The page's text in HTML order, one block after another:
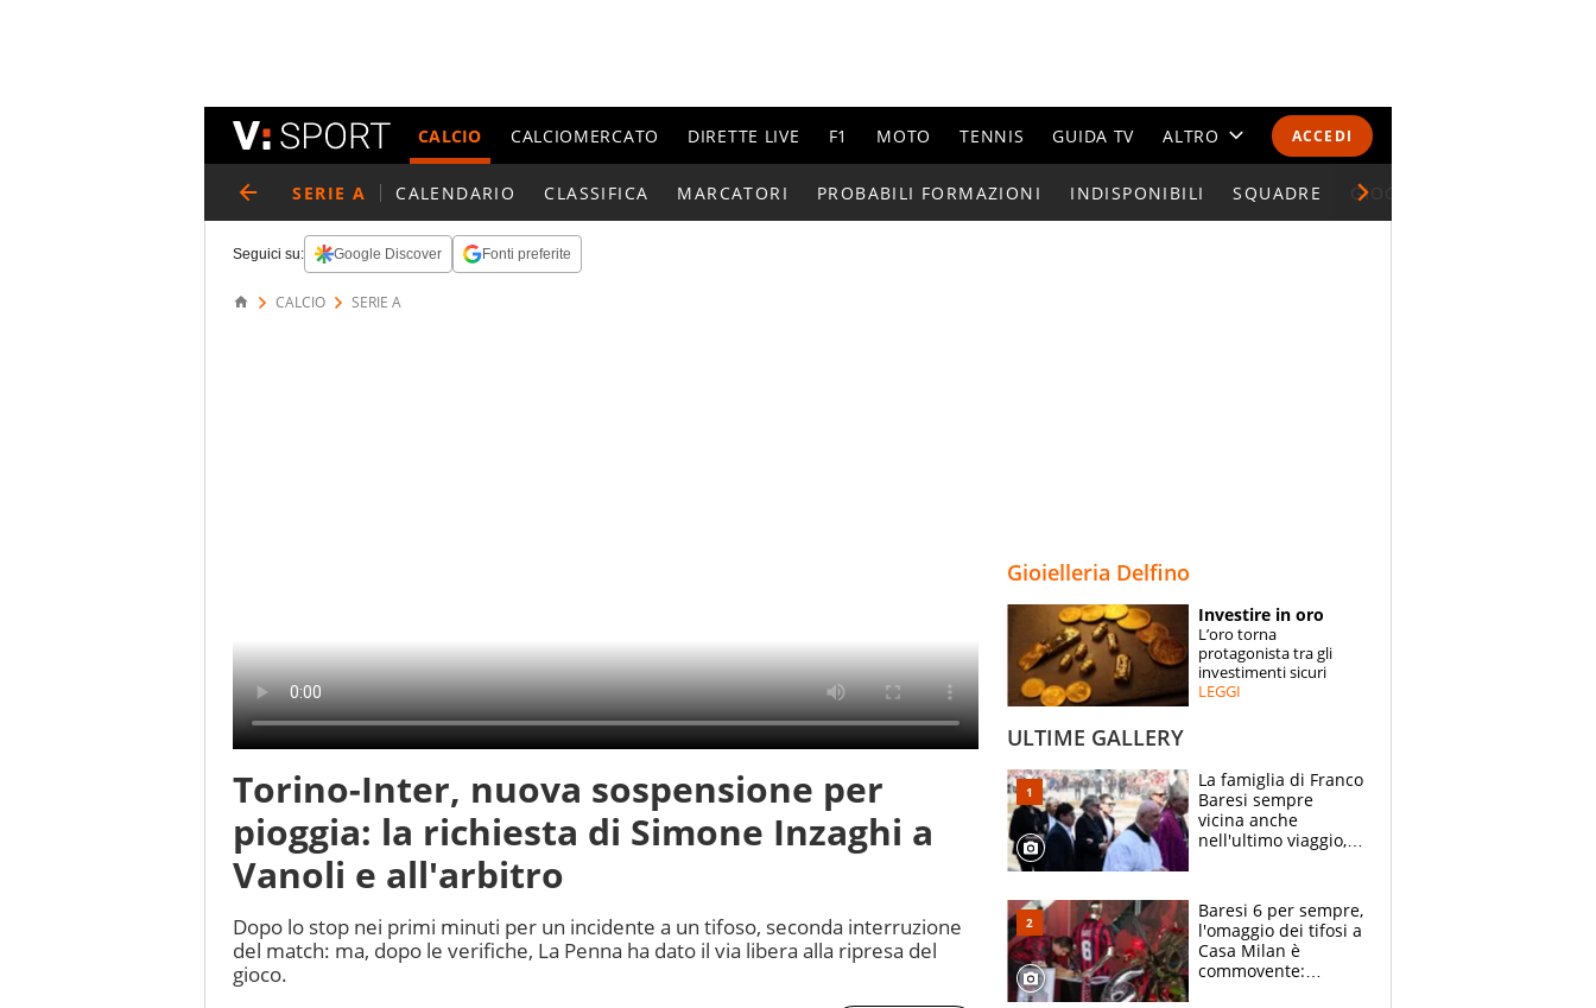
ACCEDI
CALCIO CALCIOMERCATO DIRETTE LIVE F1 MOTO TENNIS GUIDA TV ALTRO
CALENDARI E CLASSIFICHE
ESPERTI
CONTATTI
SERIE A CALENDARIO CLASSIFICA MARCATORI PROBABILI FORMAZIONI INDISPONIBILI SQUADRE GIOCATORI SERIE A
Seguici su: Google Discover Fonti preferite
CALCIO SERIE A
Torino-Inter, nuova sospensione per
pioggia: la richiesta di Simone Inzaghi a
Vanoli e all'arbitro
Dopo lo stop nei primi minuti per un incidente a un tifoso, seconda interruzione
del match: ma, dopo le verifiche, La Penna ha dato il via libera alla ripresa del
gioco.
Gioielleria Delfino
Investire in oro
L’oro torna
protagonista tra gli
investimenti sicuri
LEGGI
ULTIME GALLERY
La famiglia di Franco
Baresi sempre
vicina anche
nell'ultimo viaggio,
circondati
dall'affetto dei tifosi
Baresi 6 per sempre,
l'omaggio dei tifosi a
Casa Milan è
commovente: